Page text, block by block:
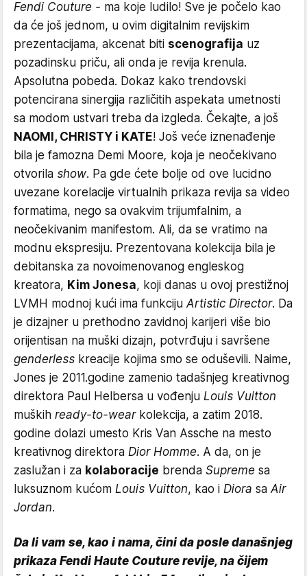
Fendi Couture - ma koje ludilo! Sve je počelo kao
da će još jednom, u ovim digitalnim revijskim
prezentacijama, akcenat biti scenografija uz
pozadinsku priču, ali onda je revija krenula.
Apsolutna pobeda. Dokaz kako trendovski
potencirana sinergija različitih aspekata umetnosti
sa modom ustvari treba da izgleda. Čekajte, a još
NAOMI, CHRISTY i KATE! Još veće iznenađenje
bila je famozna Demi Moore, koja je neočekivano
otvorila show. Pa gde ćete bolje od ove lucidno
uvezane korelacije virtualnih prikaza revija sa video
formatima, nego sa ovakvim trijumfalnim, a
neočekivanim manifestom. Ali, da se vratimo na
modnu ekspresiju. Prezentovana kolekcija bila je
debitanska za novoimenovanog engleskog
kreatora, Kim Jonesa, koji danas u ovoj prestižnoj
LVMH modnoj kući ima funkciju Artistic Director. Da
je dizajner u prethodno zavidnoj karijeri više bio
orijentisan na muški dizajn, potvrđuju i savršene
genderless kreacije kojima smo se oduševili. Naime,
Jones je 2011.godine zamenio tadašnjeg kreativnog
direktora Paul Helbersa u vođenju Louis Vuitton
muških ready-to-wearkolekcija, a zatim 2018.
godine dolazi umesto Kris Van Assche na mesto
kreativnog direktora Dior Homme. A da, on je
zaslužan i za kolaboracije brenda Supreme sa
luksuznom kućom Louis Vuitton, kao i Diora sa Air
Jordan.
Da li vam se, kao i nama, čini da posle današnjeg
prikaza Fendi Haute Couture revije, na čijem